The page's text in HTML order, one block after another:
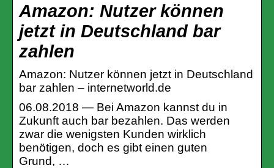
Amazon: Nutzer können
jetzt in Deutschland bar
zahlen
Amazon: Nutzer können jetzt in Deutschland
bar zahlen – internetworld.de
06.08.2018 — Bei Amazon kannst du in
Zukunft auch bar bezahlen. Das werden
zwar die wenigsten Kunden wirklich
benötigen, doch es gibt einen guten
Grund, …